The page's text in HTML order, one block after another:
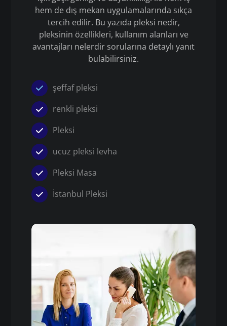
hem de dış mekan uygulamalarında sıkça
tercih edilir. Bu yazıda pleksi nedir,
pleksinin özellikleri, kullanım alanları ve
avantajları nelerdir sorularına detaylı yanıt
bulabilirsiniz.
şeffaf pleksi
renkli pleksi
Pleksi
ucuz pleksi levha
Pleksi Masa
İstanbul Pleksi